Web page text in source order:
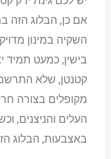
אם כן, הבלוג הזה
השקיה במינון
בישין, כמעט תמיד
קטנטן, שלא
מקופלים בצורה
העלים והניצנים,
באצבעות, הבלוג